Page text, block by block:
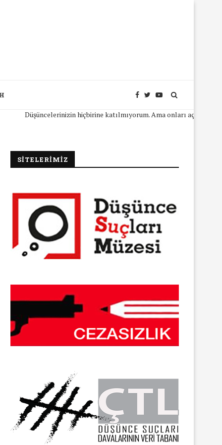
Düşüncelerinizin hiçbirine katılmıyorum. Ama onları açıkça ifade
SİTELERİMİZ